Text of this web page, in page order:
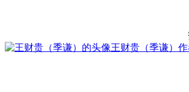
王财贵（季谦）